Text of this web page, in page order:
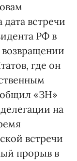
встречи
РФ в
где он
«ЗН»
на
встречи
прорыв в